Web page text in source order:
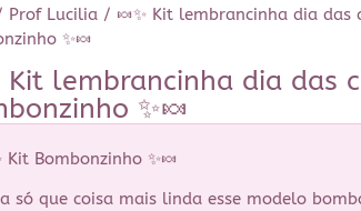
Prof Lucilia / 🍬✨ Kit lembrancinha dia das
✨🍬
Kit lembrancinha dia das
✨🍬
Kit Bombonzinho ✨🍬
só que coisa mais linda esse modelo